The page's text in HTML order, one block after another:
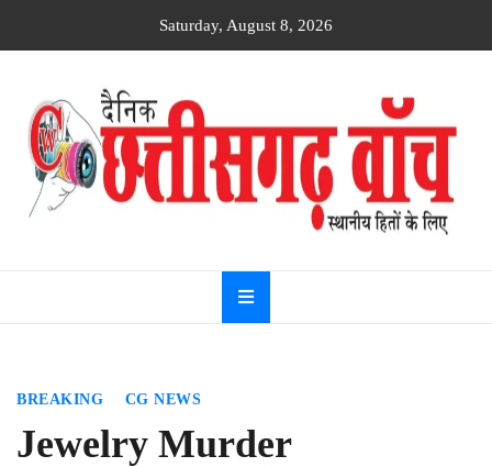
Saturday, August 8, 2026
Dainik
Chhattisgarh
watch
BREAKING CG NEWS
Jewelry Murder